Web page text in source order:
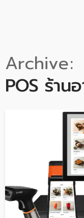
Archive
POS ร้าน